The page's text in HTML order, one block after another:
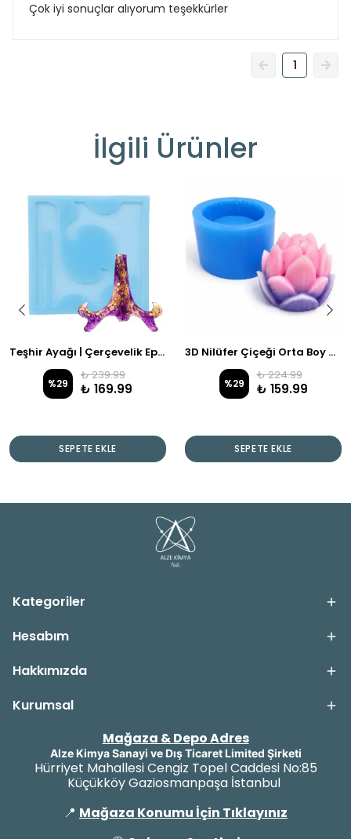
Çok iyi sonuçlar alıyorum teşekkürler
1
İlgili Ürünler
Teşhir Ayağı | Çerçevelik Epoksi Silikon Kalıp
%29
₺ 239.99
₺ 169.99
SEPETE EKLE
3D Nilüfer Çiçeği Orta Boy Mum & Epoksi Çalışmalarına Uygun
%29
₺ 224.99
₺ 159.99
SEPETE EKLE
Kategoriler
Hesabım
Hakkımızda
Kurumsal
Mağaza & Depo Adres
Alze Kimya Sanayi ve Dış Ticaret Limited Şirketi
Hürriyet Mahallesi Cengiz Topel Caddesi No:85
Küçükköy Gaziosmanpaşa İstanbul
📍 Mağaza Konumu İçin Tıklayınız